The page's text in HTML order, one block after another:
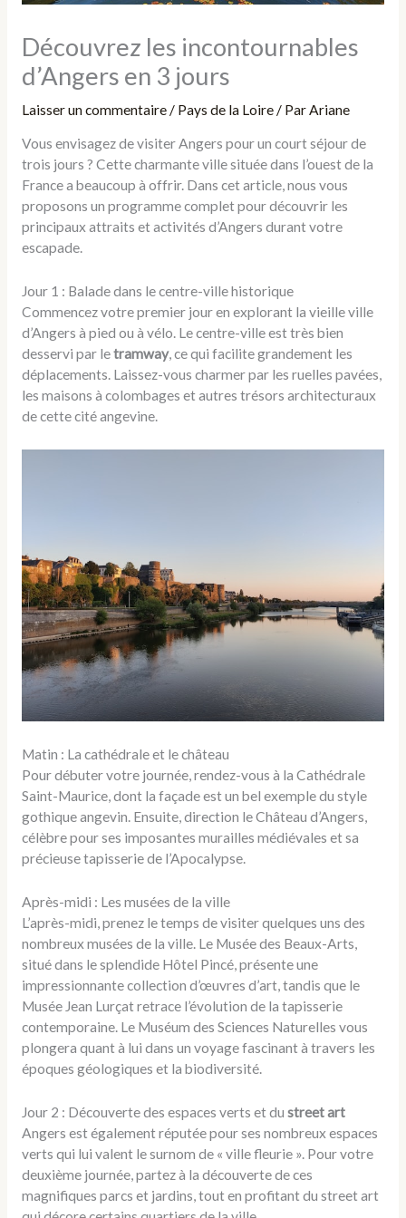
Découvrez les incontournables
d’Angers en 3 jours
Laisser un commentaire/ Pays de la Loire/ ParAriane
Vous envisagez de visiter Angers pour un court séjour de
trois jours ? Cette charmante ville située dans l’ouest de la
France a beaucoup à offrir. Dans cet article, nous vous
proposons un programme complet pour découvrir les
principaux attraits et activités d’Angers durant votre
escapade.
Jour 1 : Balade dans le centre-ville historique
Commencez votre premier jour en explorant la vieille ville
d’Angers à pied ou à vélo. Le centre-ville est très bien
desservi par letramway, ce qui facilite grandement les
déplacements. Laissez-vous charmer par les ruelles pavées,
les maisons à colombages et autres trésors architecturaux
de cette cité angevine.
Matin : La cathédrale et le château
Pour débuter votre journée, rendez-vous à la Cathédrale
Saint-Maurice, dont la façade est un bel exemple du style
gothique angevin. Ensuite, direction le Château d’Angers,
célèbre pour ses imposantes murailles médiévales et sa
précieuse tapisserie de l’Apocalypse.
Après-midi : Les musées de la ville
L’après-midi, prenez le temps de visiter quelques uns des
nombreux musées de la ville. Le Musée des Beaux-Arts,
situé dans le splendide Hôtel Pincé, présente une
impressionnante collection d’œuvres d’art, tandis que le
Musée Jean Lurçat retrace l’évolution de la tapisserie
contemporaine. Le Muséum des Sciences Naturelles vous
plongera quant à lui dans un voyage fascinant à travers les
époques géologiques et la biodiversité.
Jour 2 : Découverte des espaces verts et du street art
Angers est également réputée pour ses nombreux espaces
verts qui lui valent le surnom de « ville fleurie ». Pour votre
deuxième journée, partez à la découverte de ces
magnifiques parcs et jardins, tout en profitant du street art